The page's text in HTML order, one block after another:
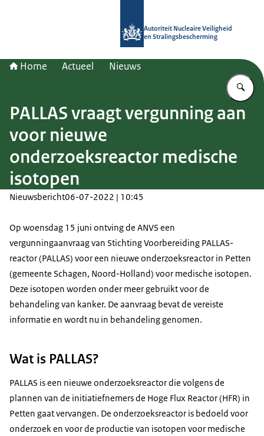
Autoriteit Nucleaire Veiligheid
en Stralingsbescherming
Home Actueel Nieuws
PALLAS vraagt vergunning aan
voor nieuwe
onderzoeksreactor medische
isotopen
Nieuwsbericht06-07-2022 | 10:45
Op woensdag 15 juni ontving de ANVS een
vergunningaanvraag van Stichting Voorbereiding PALLAS-
reactor (PALLAS) voor een nieuwe onderzoeksreactor in Petten
(gemeente Schagen, Noord-Holland) voor medische isotopen.
Deze isotopen worden onder meer gebruikt voor de
behandeling van kanker. De aanvraag bevat de vereiste
informatie en wordt nu in behandeling genomen.
Wat is PALLAS?
PALLAS is een nieuwe onderzoeksreactor die volgens de
plannen van de initiatiefnemers de Hoge Flux Reactor (HFR) in
Petten gaat vervangen. De onderzoeksreactor is bedoeld voor
onderzoek en voor de productie van isotopen voor medische